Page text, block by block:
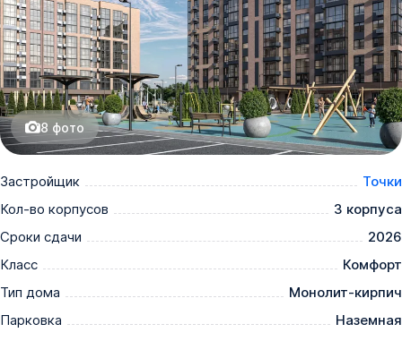
8 фото
Застройщик
Точки
Кол-во корпусов
3 корпуса
Сроки сдачи
2026
Класс
Комфорт
Тип дома
Монолит-кирпич
Парковка
Наземная